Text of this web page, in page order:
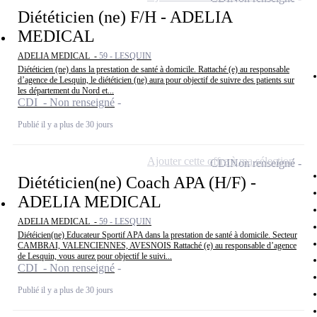
Diététicien (ne) F/H - ADELIA
MEDICAL
ADELIA MEDICAL - 59 - LESQUIN
Diététicien (ne) dans la prestation de santé à domicile. Rattaché (e) au responsable
d’agence de Lesquin, le diététicien (ne) aura pour objectif de suivre des patients sur
les département du Nord et...
CDI - Non renseigné
Publié il y a plus de 30 jours
Diététicien(ne) Coach APA (H/F) -
ADELIA MEDICAL
ADELIA MEDICAL - 59 - LESQUIN
Diétéicien(ne) Educateur Sportif APA dans la prestation de santé à domicile. Secteur
CAMBRAI, VALENCIENNES, AVESNOIS Rattaché (e) au responsable d’agence
de Lesquin, vous aurez pour objectif le suivi...
CDI - Non renseigné
Publié il y a plus de 30 jours
CDINon renseigné
Ajouter cette offre à ma sélection